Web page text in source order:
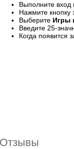
Выполните вход
Нажмите кнопку
Выберите Игры
Введите 25-
Когда появится
Отзывы